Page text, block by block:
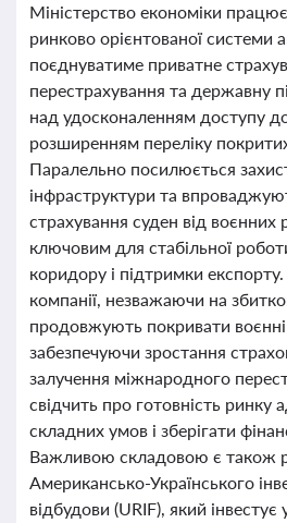
Міністерство економіки
ринково орієнтованої системи
поєднуватиме приватне
перестрахування та державну
над удосконаленням доступу
розширенням переліку
Паралельно посилюється
інфраструктури та
страхування суден від воєнних
ключовим для стабільної
коридору і підтримки експорту.
компанії, незважаючи на
продовжують покривати
забезпечуючи зростання
залучення міжнародного
свідчить про готовність ринку
складних умов і зберігати
Важливою складовою є також
Американсько-Українського
відбудови (URIF), який інвестує